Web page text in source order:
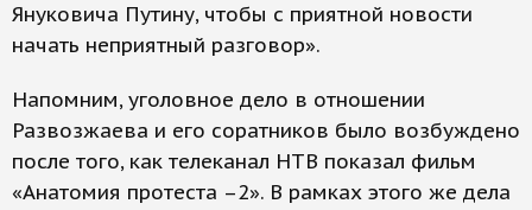
Януковича Путину, чтобы с приятной новости
начать неприятный разговор».
Напомним, уголовное дело в отношении
Развозжаева и его соратников было возбуждено
после того, как телеканал НТВ показал фильм
«Анатомия протеста –2». В рамках этого же дела